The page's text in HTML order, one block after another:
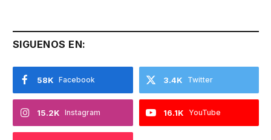
SIGUENOS EN:
Facebook
58K Twitter
3.4K
Instagram
15.2K YouTube
16.1K